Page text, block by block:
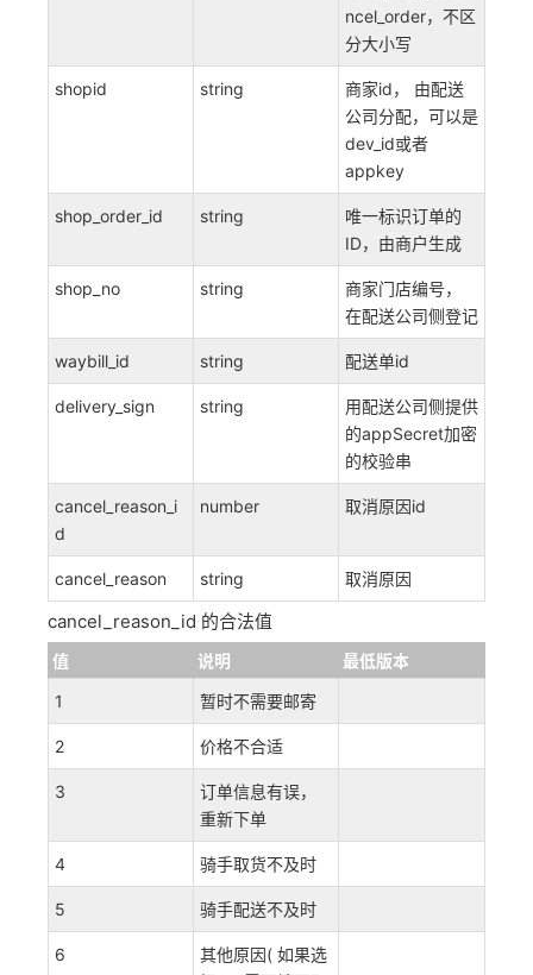
ncel_order，不区
分大小写
shopid string
商家id， 由配送
公司分配，可以是
dev_id或者
appkey
shop_order_id string
唯一标识订单的
ID，由商户生成
shop_no string
商家门店编号，
在配送公司侧登记
waybill_id string 配送单id
delivery_sign string
用配送公司侧提供
的appSecret加密
的校验串
cancel_reason_i
d
number 取消原因id
cancel_reason string 取消原因
cancel_reason_id 的合法值
值 说明
最低版本
1
暂时不需要邮寄
2 价格不合适
3
订单信息有误，
重新下单
4 骑手取货不及时
5 骑手配送不及时
6
其他原因( 如果选